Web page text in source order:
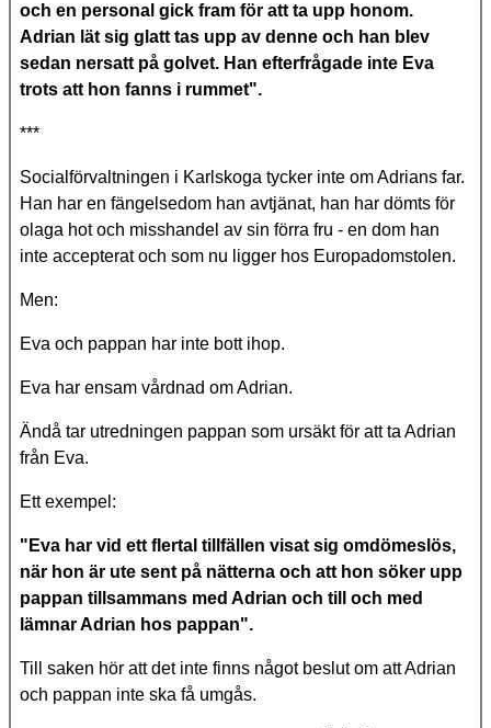
och en personal gick fram för att ta upp honom.
Adrian lät sig glatt tas upp av denne och han blev
sedan nersatt på golvet. Han efterfrågade inte Eva
trots att hon fanns i rummet".
***
Socialförvaltningen i Karlskoga tycker inte om Adrians far.
Han har en fängelsedom han avtjänat, han har dömts för
olaga hot och misshandel av sin förra fru - en dom han
inte accepterat och som nu ligger hos Europadomstolen.
Men:
Eva och pappan har inte bott ihop.
Eva har ensam vårdnad om Adrian.
Ändå tar utredningen pappan som ursäkt för att ta Adrian
från Eva.
Ett exempel:
"Eva har vid ett flertal tillfällen visat sig omdömeslös,
när hon är ute sent på nätterna och att hon söker upp
pappan tillsammans med Adrian och till och med
lämnar Adrian hos pappan".
Till saken hör att det inte finns något beslut om att Adrian
och pappan inte ska få umgås.